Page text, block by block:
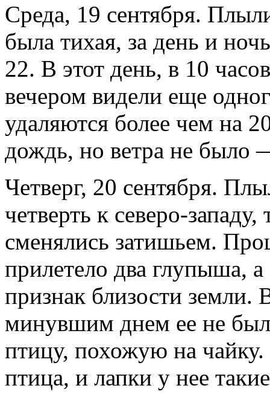
Среда, 19 сентября.
была тихая, за день и
22. В этот день, в 10
вечером видели еще
удаляются более чем на
дождь, но ветра не было
Четверг, 20 сентября.
четверть к северо-
сменялись затишьем.
прилетело два глупыша,
признак близости земли.
минувшим днем ее не
птицу, похожую на
птица, и лапки у нее